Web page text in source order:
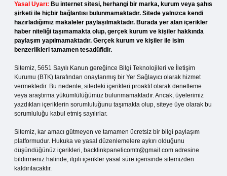
Yasal Uyarı: Bu internet sitesi, herhangi bir marka, kurum veya şahıs
şirketi ile hiçbir bağlantısı bulunmamaktadır. Sitede yalnızca kendi
hazırladığımız makaleler paylaşılmaktadır. Burada yer alan içerikler
haber niteliği taşımamakta olup, gerçek kurum ve kişiler hakkında
paylaşım yapılmamaktadır. Gerçek kurum ve kişiler ile isim
benzerlikleri tamamen tesadüfidir.
Sitemiz, 5651 Sayılı Kanun gereğince Bilgi Teknolojileri ve İletişim
Kurumu (BTK) tarafından onaylanmış bir Yer Sağlayıcı olarak hizmet
vermektedir. Bu nedenle, sitedeki içerikleri proaktif olarak denetleme
veya araştırma yükümlülüğümüz bulunmamaktadır. Ancak, üyelerimiz
yazdıkları içeriklerin sorumluluğunu taşımakta olup, siteye üye olarak bu
sorumluluğu kabul etmiş sayılırlar.
Sitemiz, kar amacı gütmeyen ve tamamen ücretsiz bir bilgi paylaşım
platformudur. Hukuka ve yasal düzenlemelere aykırı olduğunu
düşündüğünüz içerikleri, backlinkpanelicomtr@gmail.com adresine
bildirmeniz halinde, ilgili içerikler yasal süre içerisinde sitemizden
kaldırılacaktır.